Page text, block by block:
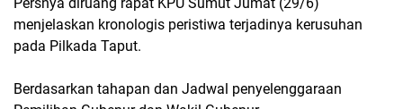
menjelaskan kronologis peristiwa terjadinya kerusuhan
pada Pilkada Taput.
Berdasarkan tahapan dan Jadwal penyelenggaraan